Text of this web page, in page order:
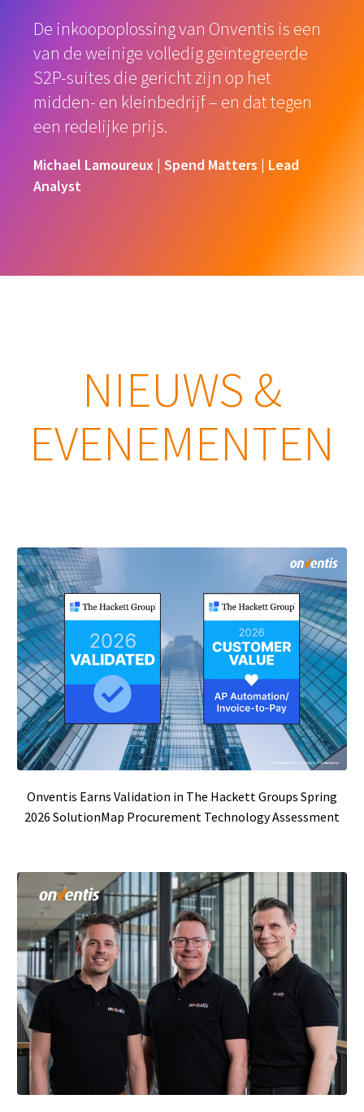
De inkoopoplossing van Onventis is een
van de weinige volledig geïntegreerde
S2P-suites die gericht zijn op het
midden- en kleinbedrijf – en dat tegen
een redelijke prijs.
Michael Lamoureux | Spend Matters | Lead
Analyst
NIEUWS &
EVENEMENTEN
Onventis Earns Validation in The Hackett Groups Spring
2026 SolutionMap Procurement Technology Assessment